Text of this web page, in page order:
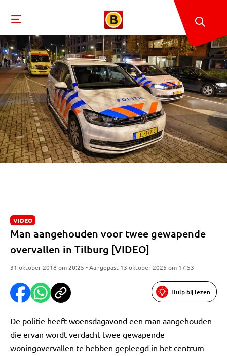
VIDEO
Man aangehouden voor twee gewapende
overvallen in Tilburg [VIDEO]
31 oktober 2018 om 20:25 • Aangepast 13 oktober 2025 om 17:53
Hulp bij lezen
De politie heeft woensdagavond een man aangehouden
die ervan wordt verdacht twee gewapende
woningovervallen te hebben gepleegd in het centrum